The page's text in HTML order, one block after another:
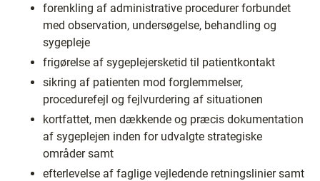
forenkling af administrative procedurer forbundet
med observation, undersøgelse, behandling og
sygepleje
frigørelse af sygeplejersketid til patientkontakt
sikring af patienten mod forglemmelser,
procedurefejl og fejlvurdering af situationen
kortfattet, men dækkende og præcis dokumentation
af sygeplejen inden for udvalgte strategiske
områder samt
efterlevelse af faglige vejledende retningslinier samt